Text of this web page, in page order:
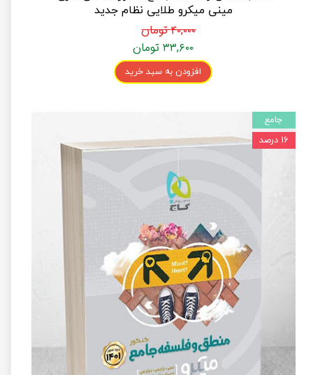
مینی میکرو طلایی نظام جدید
۴۰,۰۰۰ تومان
۳۳,۶۰۰ تومان
افزودن به سبد خرید
جامع
۱۶ درصد